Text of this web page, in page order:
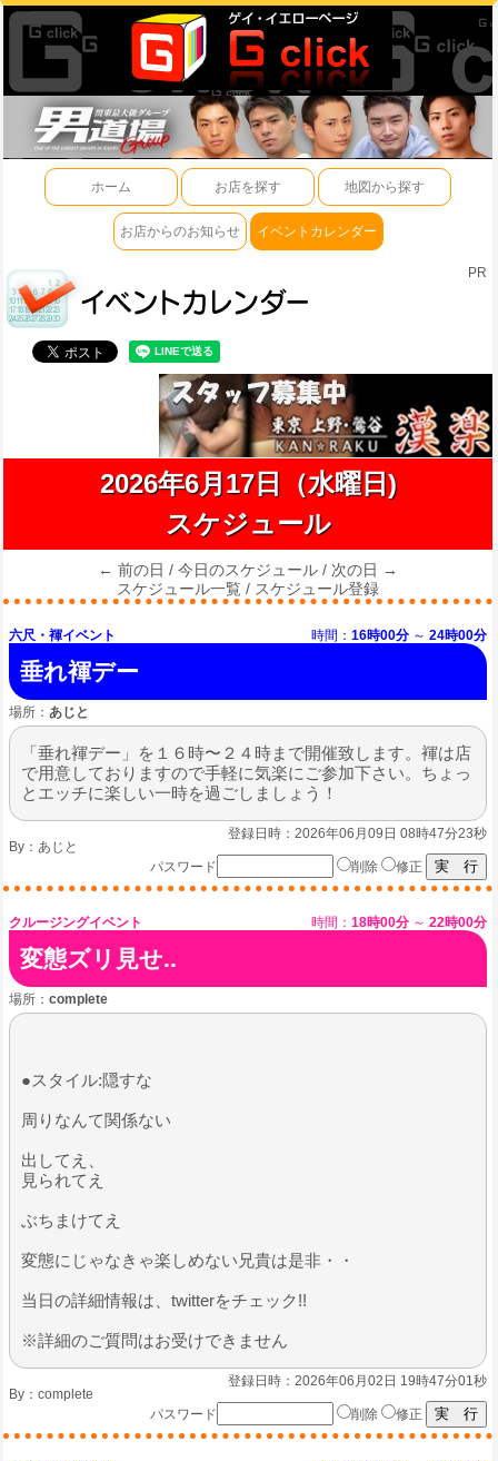
ホーム お店を探す 地図から探す
お店からのお知らせ イベントカレンダー
PR
2026年6月17日（水曜日)
スケジュール
← 前の日 / 今日のスケジュール / 次の日 →
スケジュール一覧 / スケジュール登録
六尺・褌イベント 時間： 16時00分 ～ 24時00分
垂れ褌デー
場所： あじと
「垂れ褌デー」を１６時〜２４時まで開催致します。褌は店
で用意しておりますので手軽に気楽にご参加下さい。ちょっ
とエッチに楽しい一時を過ごしましょう！
登録日時：2026年06月09日 08時47分23秒
By： あじと
パスワード
削除 修正
クルージングイベント 時間： 18時00分 ～ 22時00分
変態ズリ見せ..
場所： complete
●スタイル:隠すな
​周りなんて関係ない
出してえ、
見られてえ
ぶちまけてえ
​変態にじゃなきゃ楽しめない兄貴は是非・・
当日の詳細情報は、twitterをチェック!!
※詳細のご質問はお受けできません
登録日時：2026年06月02日 19時47分01秒
By： complete
パスワード
削除 修正